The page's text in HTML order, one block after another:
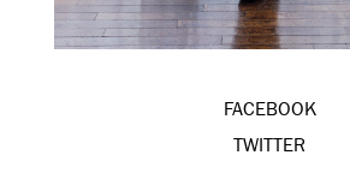
FACEBOOK
TWITTER